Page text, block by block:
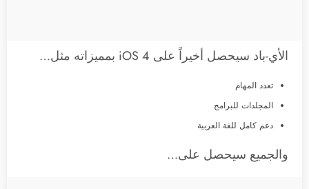
الأي-باد سيحصل أخيراً على iOS 4 بمميزاته مثل…
تعدد المهام
المجلدات للبرامج
دعم كامل للغة العربية
والجميع سيحصل على…